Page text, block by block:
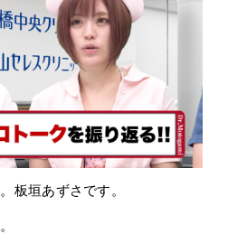
板垣あずさです。